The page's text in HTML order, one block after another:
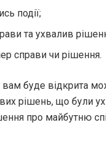
події;
та ухвалив
справи чи рішення.
буде відкрита
рішень, що були
про майбутню